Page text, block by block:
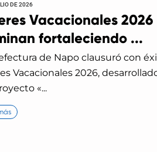
DE 2026
Vacacionales 2026
fortaleciendo ...
de Napo clausuró con
Vacacionales 2026,
«...